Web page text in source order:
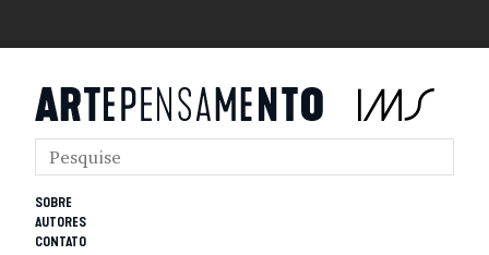
SOBRE
AUTORES
CONTATO